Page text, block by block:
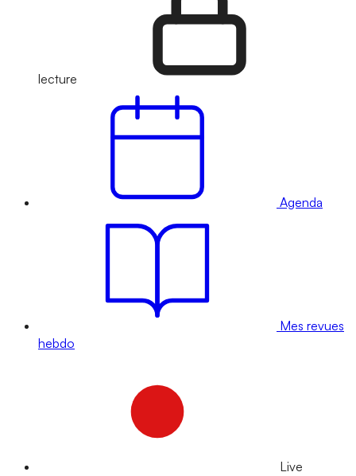
lecture
Agenda
Mes revues
hebdo
Live